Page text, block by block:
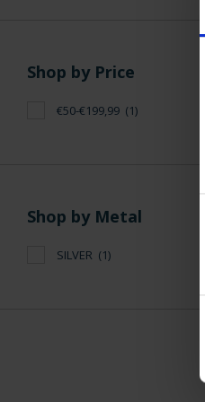
Shop by Price
€50-€199,99 (1)
Shop by Metal
SILVER (1)